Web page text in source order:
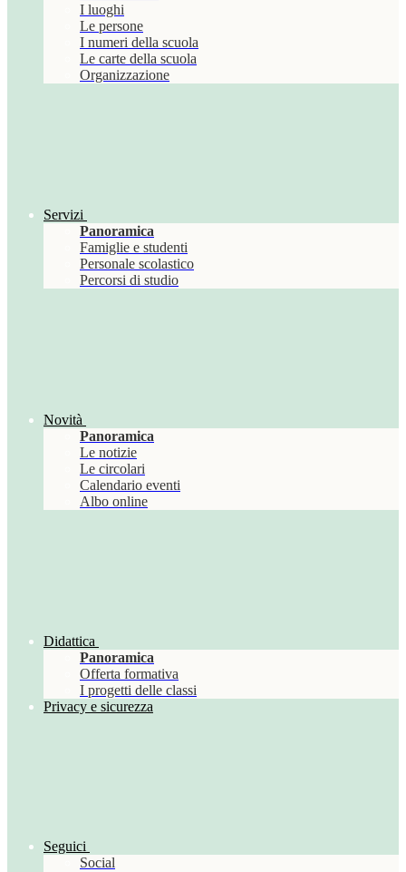
I luoghi
Le persone
I numeri della scuola
Le carte della scuola
Organizzazione
Servizi
Panoramica
Famiglie e studenti
Personale scolastico
Percorsi di studio
Novità
Panoramica
Le notizie
Le circolari
Calendario eventi
Albo online
Didattica
Panoramica
Offerta formativa
I progetti delle classi
Privacy e sicurezza
Seguici
Social